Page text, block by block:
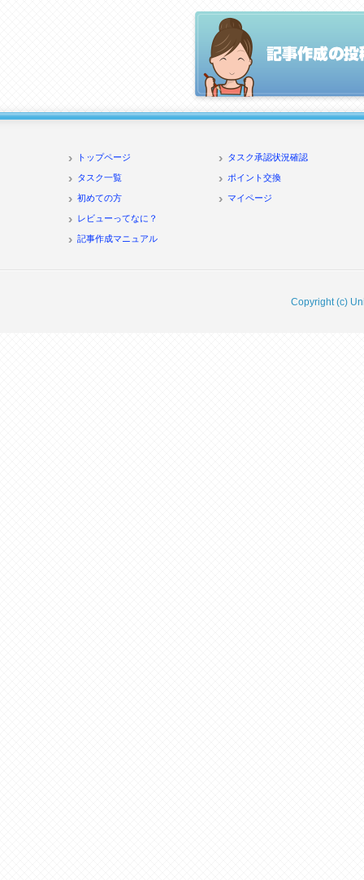
トップページ
タスク一覧
初めての方
レビューってなに？
記事作成マニュアル
タスク承認状況確認
ポイント交換
マイページ
Copyright (c)